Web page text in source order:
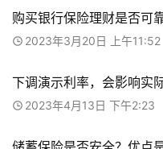
购买银行保险理财是否可
2023年3月20日 上午11:52
下调演示利率，会影响实
2023年4月13日 下午2:23